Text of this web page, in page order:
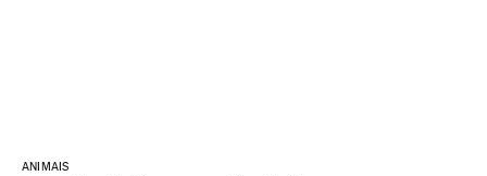
ANIMAIS